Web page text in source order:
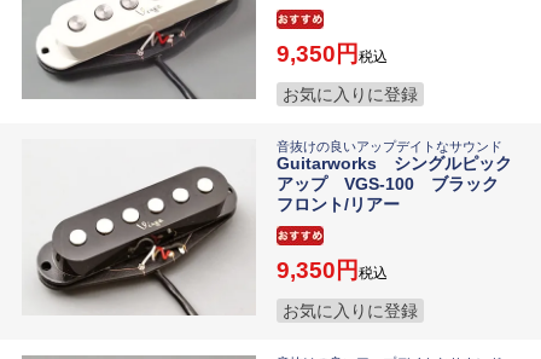
9,350 税込
お気に入りに登録
音抜けの良いアップデイトなサウンド
Guitarworks シングルピック
アップ VGS-100 ブラック
フロント/リアー
9,350 税込
お気に入りに登録